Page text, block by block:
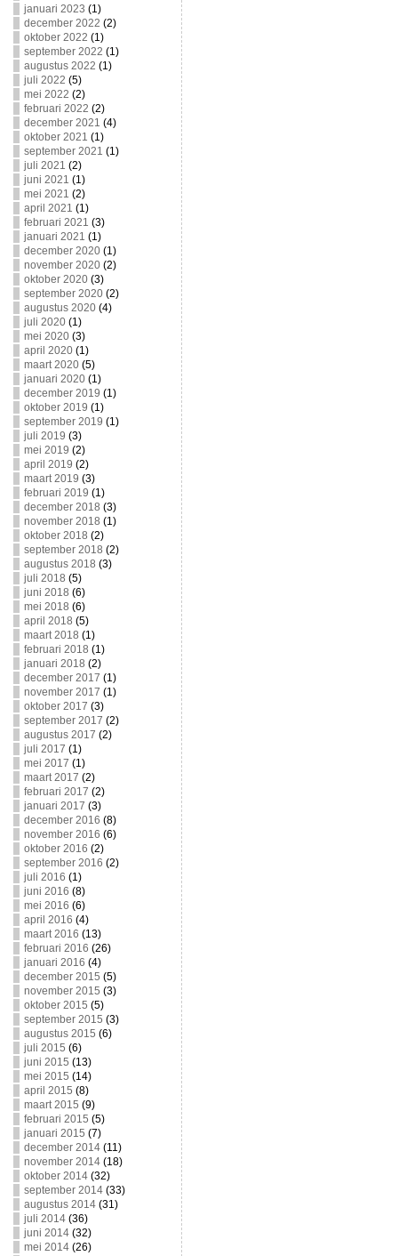
januari 2023 (1)
december 2022 (2)
oktober 2022 (1)
september 2022 (1)
augustus 2022 (1)
juli 2022 (5)
mei 2022 (2)
februari 2022 (2)
december 2021 (4)
oktober 2021 (1)
september 2021 (1)
juli 2021 (2)
juni 2021 (1)
mei 2021 (2)
april 2021 (1)
februari 2021 (3)
januari 2021 (1)
december 2020(1)
november 2020(2)
oktober 2020(3)
september 2020(2)
augustus 2020(4)
juli 2020(1)
mei 2020(3)
april 2020(1)
maart 2020(5)
januari 2020(1)
december 2019 (1)
oktober 2019 (1)
september 2019 (1)
juli 2019 (3)
mei 2019 (2)
april 2019 (2)
maart 2019 (3)
februari 2019 (1)
december 2018 (3)
november 2018 (1)
oktober 2018 (2)
september 2018 (2)
augustus 2018 (3)
juli 2018 (5)
juni 2018 (6)
mei 2018 (6)
april 2018 (5)
maart 2018 (1)
februari 2018 (1)
januari 2018 (2)
december 2017 (1)
november 2017 (1)
oktober 2017 (3)
september 2017 (2)
augustus 2017 (2)
juli 2017 (1)
mei 2017 (1)
maart 2017 (2)
februari 2017 (2)
januari 2017 (3)
december 2016 (8)
november 2016 (6)
oktober 2016 (2)
september 2016 (2)
juli 2016 (1)
juni 2016 (8)
mei 2016 (6)
april 2016 (4)
maart 2016 (13)
februari 2016 (26)
januari 2016 (4)
december 2015 (5)
november 2015 (3)
oktober 2015 (5)
september 2015 (3)
augustus 2015 (6)
juli 2015 (6)
juni 2015 (13)
mei 2015 (14)
april 2015 (8)
maart 2015 (9)
februari 2015 (5)
januari 2015 (7)
december 2014(11)
november 2014(18)
oktober 2014(32)
september 2014(33)
augustus 2014(31)
juli 2014(36)
juni 2014(32)
mei 2014(26)